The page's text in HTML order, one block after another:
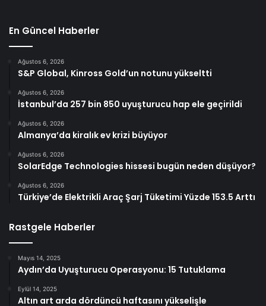
En Güncel Haberler
Ağustos 6, 2026
S&P Global, Kinross Gold’un notunu yükseltti
Ağustos 6, 2026
İstanbul’da 257 bin 850 uyuşturucu hap ele geçirildi
Ağustos 6, 2026
Almanya’da kiralık ev krizi büyüyor
Ağustos 6, 2026
SolarEdge Technologies hissesi bugün neden düşüyor?
Ağustos 6, 2026
Türkiye’de Elektrikli Araç Şarj Tüketimi Yüzde 153.5 Arttı
Rastgele Haberler
Mayıs 14, 2025
Aydın’da Uyuşturucu Operasyonu: 15 Tutuklama
Eylül 14, 2025
Altın art arda dördüncü haftasını yükselişle